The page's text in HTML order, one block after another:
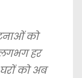
को
हर
को अब